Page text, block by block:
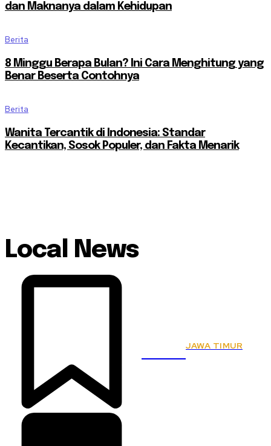
dan Maknanya dalam Kehidupan
Berita
8 Minggu Berapa Bulan? Ini Cara Menghitung yang
Benar Beserta Contohnya
Berita
Wanita Tercantik di Indonesia: Standar
Kecantikan, Sosok Populer, dan Fakta Menarik
Local News
JAWA TIMUR